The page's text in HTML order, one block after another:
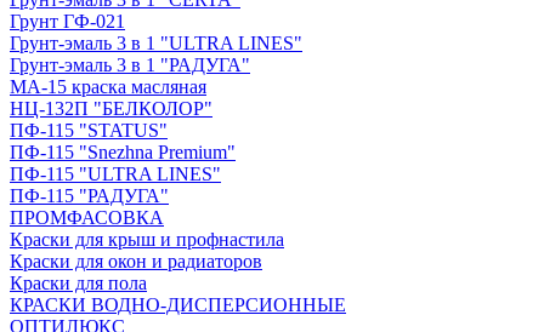
Грунт ГФ-021
Грунт-эмаль 3 в 1 "ULTRA LINES"
Грунт-эмаль 3 в 1 "РАДУГА"
МА-15 краска масляная
НЦ-132П "БЕЛКОЛОР"
ПФ-115 "STATUS"
ПФ-115 "Snezhna Premium"
ПФ-115 "ULTRA LINES"
ПФ-115 "РАДУГА"
ПРОМФАСОВКА
Краски для крыш и профнастила
Краски для окон и радиаторов
Краски для пола
КРАСКИ ВОДНО-ДИСПЕРСИОННЫЕ
ОПТИЛЮКС